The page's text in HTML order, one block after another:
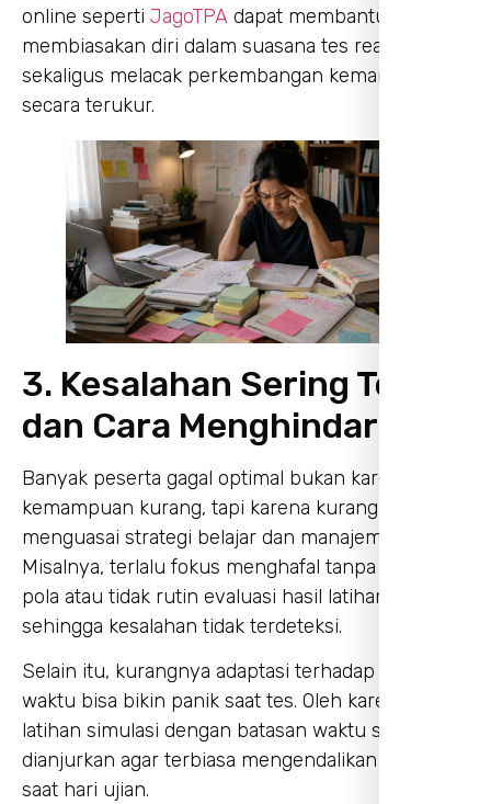
online seperti JagoTPA dapat membantumu
membiasakan diri dalam suasana tes real,
sekaligus melacak perkembangan kemampuan
secara terukur.
3. Kesalahan Sering Terjadi
dan Cara Menghindarinya
Banyak peserta gagal optimal bukan karena
kemampuan kurang, tapi karena kurang
menguasai strategi belajar dan manajemen waktu.
Misalnya, terlalu fokus menghafal tanpa paham
pola atau tidak rutin evaluasi hasil latihan
sehingga kesalahan tidak terdeteksi.
Selain itu, kurangnya adaptasi terhadap tekanan
waktu bisa bikin panik saat tes. Oleh karena itu,
latihan simulasi dengan batasan waktu sangat
dianjurkan agar terbiasa mengendalikan tekanan
saat hari ujian.